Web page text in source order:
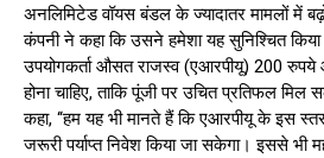
अनलिमिटेड वॉयस बंडल के ज्यादातर मामलों में
कंपनी ने कहा कि उसने हमेशा यह सुनिश्चित किया
उपयोगकर्ता औसत राजस्व (एआरपीयू) 200
होना चाहिए, ताकि पूंजी पर उचित प्रतिफल
कहा, ‘‘हम यह भी मानते हैं कि एआरपीयू के इस
जरूरी पर्याप्त निवेश किया जा सकेगा। इससे भी